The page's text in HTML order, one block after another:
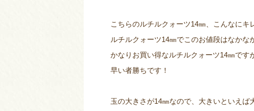
こちらのルチルクォーツ14㎜、こんなにキ
ルチルクォーツ14㎜でこのお値段はなかな
かなりお買い得なルチルクォーツ14㎜です
早い者勝ちです！
玉の大きさが14㎜なので、大きいといえば